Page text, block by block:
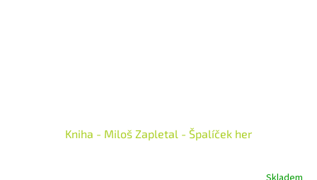
Kniha - Miloš Zapletal - Špalíček her